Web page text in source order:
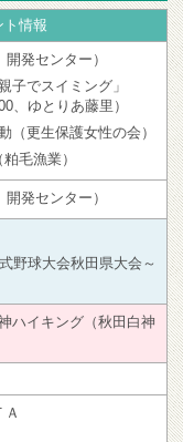
ト情報
発センター）
子でスイミング」
、ゆとりあ藤里）
（更生保護女性の会）
毛漁業）
発センター）
野球大会秋田県大会～
ハイキング（秋田白神
Ａ